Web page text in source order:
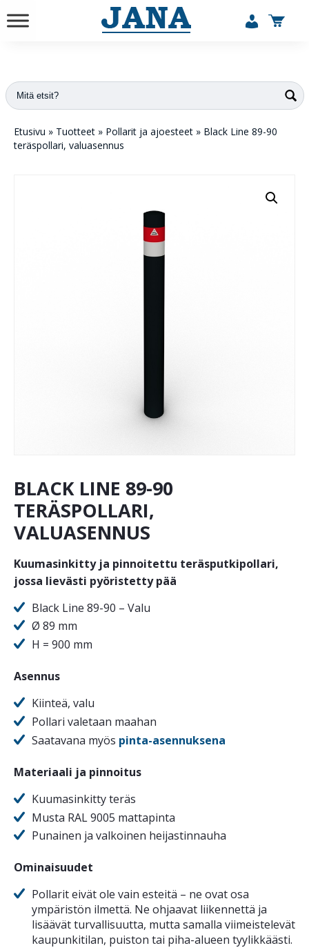
Etusivu » Tuotteet » Pollarit ja ajoesteet » Black Line 89-90
teräspollari, valuasennus
BLACK LINE 89-90
TERÄSPOLLARI,
VALUASENNUS
Kuumasinkitty ja pinnoitettu teräsputkipollari,
jossa lievästi pyöristetty pää
Black Line 89-90 – Valu
Ø 89 mm
H = 900 mm
Asennus
Kiinteä, valu
Pollari valetaan maahan
Saatavana myös pinta-asennuksena
Materiaali ja pinnoitus
Kuumasinkitty teräs
Musta RAL 9005 mattapinta
Punainen ja valkoinen heijastinnauha
Ominaisuudet
Pollarit eivät ole vain esteitä – ne ovat osa
ympäristön ilmettä. Ne ohjaavat liikennettä ja
lisäävät turvallisuutta, mutta samalla viimeistelevät
kaupunkitilan, puiston tai piha-alueen tyylikkäästi.